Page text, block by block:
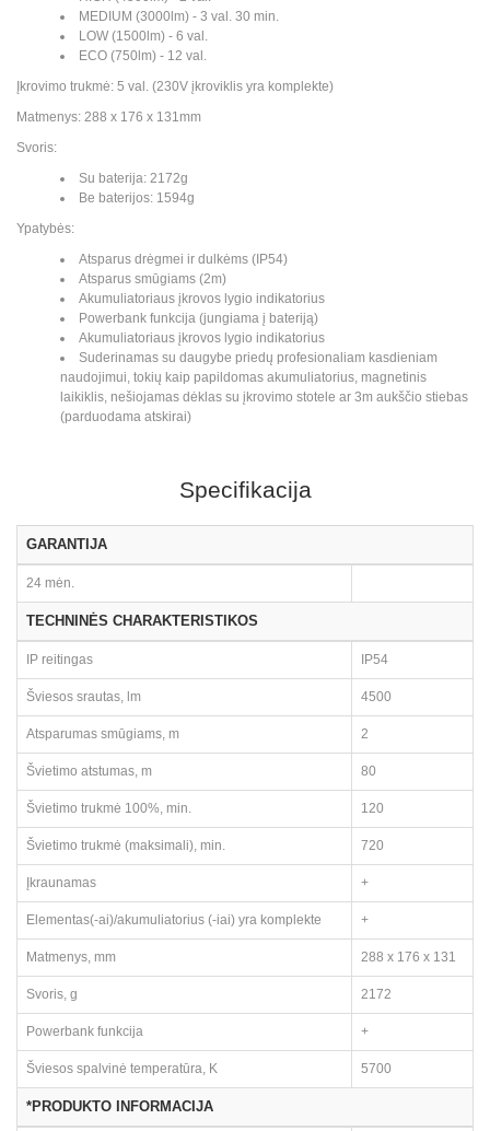
MEDIUM (3000lm) - 3 val. 30 min.
LOW (1500lm) - 6 val.
ECO (750lm) - 12 val.
Įkrovimo trukmė: 5 val. (230V įkroviklis yra komplekte)
Matmenys: 288 x 176 x 131mm
Svoris:
Su baterija: 2172g
Be baterijos: 1594g
Ypatybės:
Atsparus drėgmei ir dulkėms (IP54)
Atsparus smūgiams (2m)
Akumuliatoriaus įkrovos lygio indikatorius
Powerbank funkcija (jungiama į bateriją)
Akumuliatoriaus įkrovos lygio indikatorius
Suderinamas su daugybe priedų profesionaliam kasdieniam
naudojimui, tokių kaip papildomas akumuliatorius, magnetinis
laikiklis, nešiojamas dėklas su įkrovimo stotele ar 3m aukščio stiebas
(parduodama atskirai)
Specifikacija
GARANTIJA
24 mėn.
TECHNINĖS CHARAKTERISTIKOS
IP reitingas IP54
Šviesos srautas, lm 4500
Atsparumas smūgiams, m 2
Švietimo atstumas, m 80
Švietimo trukmė 100%, min. 120
Švietimo trukmė (maksimali), min. 720
Įkraunamas +
Elementas(-ai)/akumuliatorius (-iai) yra komplekte +
Matmenys, mm 288 x 176 x 131
Svoris, g 2172
Powerbank funkcija +
Šviesos spalvinė temperatūra, K 5700
*PRODUKTO INFORMACIJA